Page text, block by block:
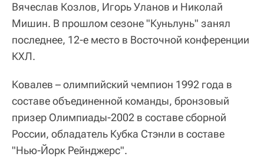
Вячеслав Козлов, Игорь Уланов и Николай
Мишин. В прошлом сезоне "Куньлунь" занял
последнее, 12-е место в Восточной конференции
КХЛ.
Ковалев – олимпийский чемпион 1992 года в
составе объединенной команды, бронзовый
призер Олимпиады-2002 в составе сборной
России, обладатель Кубка Стэнли в составе
"Нью-Йорк Рейнджерс".